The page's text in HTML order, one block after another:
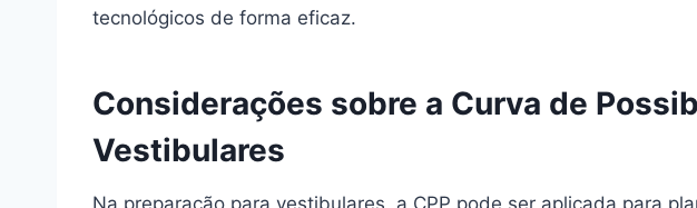
tecnológicos de forma eficaz.
Considerações sobre a Curva de
Vestibulares
Na preparação para vestibulares, a CPP pode ser aplicada para